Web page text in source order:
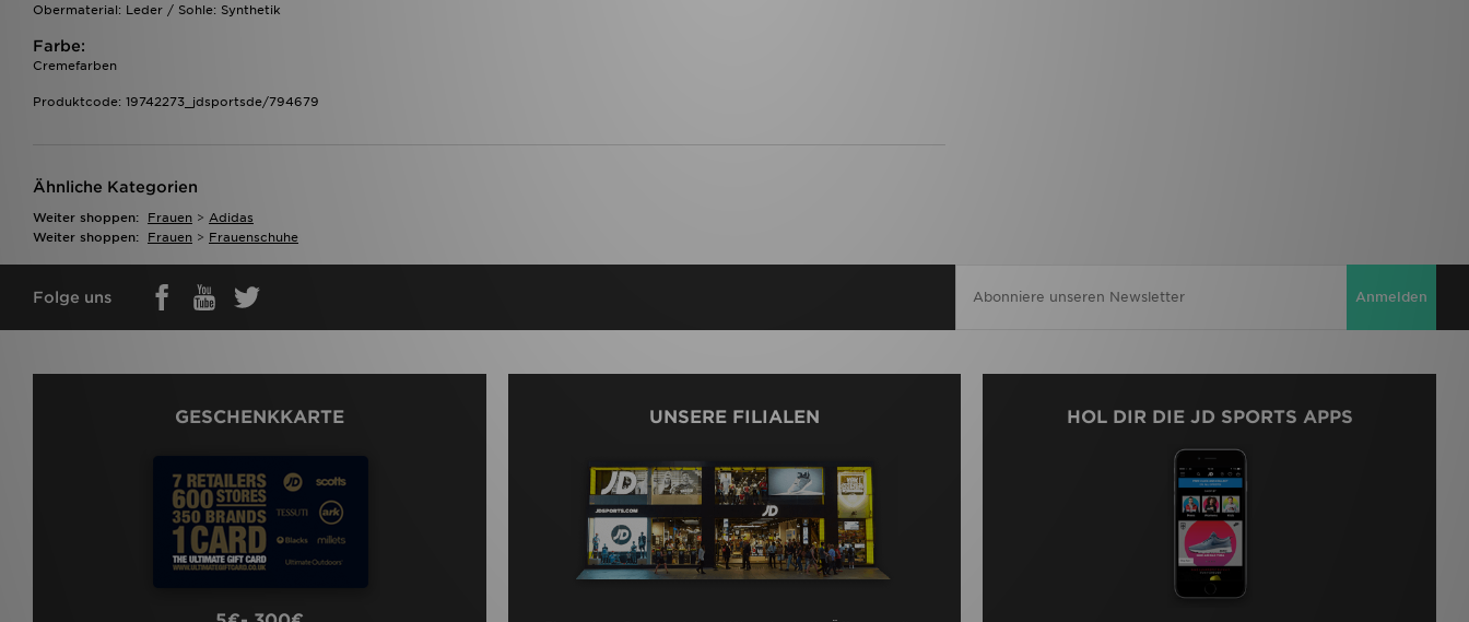
Obermaterial: Leder / Sohle: Synthetik
Farbe:
Cremefarben
Produktcode: 19742273_jdsportsde/794679
Ähnliche Kategorien
Weiter shoppen: Frauen > Adidas
Weiter shoppen:
Frauen > Frauenschuhe
Folge uns Anmelden
GESCHENKKARTE UNSERE FILIALEN HOL DIR DIE JD SPORTS APPS